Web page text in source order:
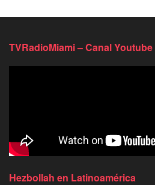
TVRadioMiami – Canal Youtube
Hezbollah en Latinoamérica